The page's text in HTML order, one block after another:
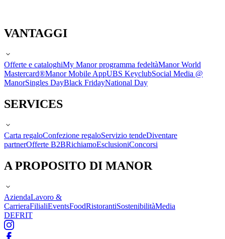
VANTAGGI
Offerte e cataloghiMy Manor programma fedeltàManor World
Mastercard®Manor Mobile AppUBS KeyclubSocial Media @
ManorSingles DayBlack FridayNational Day
SERVICES
Carta regaloConfezione regaloServizio tendeDiventare
partnerOfferte B2BRichiamoEsclusioniConcorsi
A PROPOSITO DI MANOR
AziendaLavoro &
CarrieraFilialiEventsFoodRistorantiSostenibilitàMedia
DEFRIT